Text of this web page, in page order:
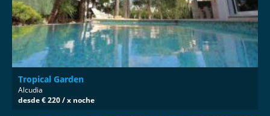
Tropical Garden
Alcudia
desde € 220 / x noche